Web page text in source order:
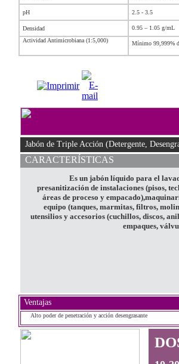
pH 2.5 - 3.5
Densidad
0.95 – 1.05 g/mL
Actividad Antimicrobiana (1:5,000)
Mínimo 99,999%
Jabón de Triple Acción (Detergente,
CARACTERÍSTICAS
Es un jabón líquido para el
presanitización de instalaciones (pisos,
áreas de proceso y
equipo (tanques, marmitas, filtros,
utensilios y accesorios (cuchillos, discos,
empaques,
Ventajas
Alto poder de penetración y acción desengrasante